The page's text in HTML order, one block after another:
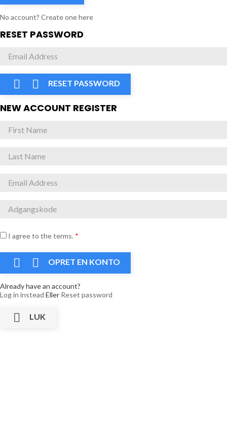
No account? Create one here
RESET PASSWORD
  RESET PASSWORD
NEW ACCOUNT REGISTER
I agree to the terms. *
  OPRET EN KONTO
Already have an account?
Log in instead Eller Reset password
 LUK